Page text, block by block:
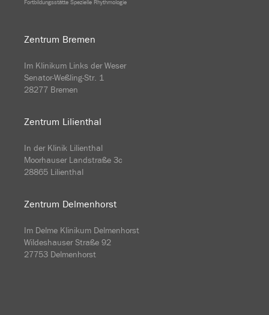
Fortbildungsstätte Spezielle Rhythmologie
Zentrum Bremen
Im Klinikum Links der Weser
Senator-Weßling-Str. 1
28277 Bremen
Zentrum Lilienthal
In der Klinik Lilienthal
Moorhauser Landstraße 3c
28865 Lilienthal
Zentrum Delmenhorst
Im Delme Klinikum Delmenhorst
Wildeshauser Straße 92
27753 Delmenhorst